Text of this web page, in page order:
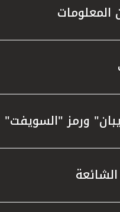
المعلومات
ورمز "السويفت"